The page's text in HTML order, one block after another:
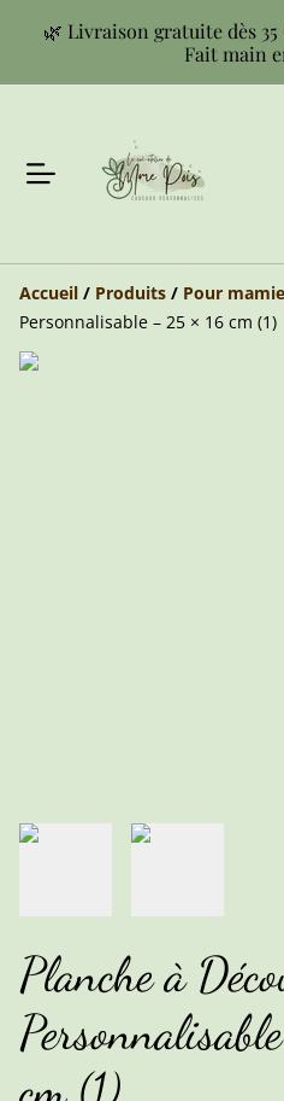
🌿 Livraison gratuite dès 35
Fait main
Accueil / Produits / Pour mamie
Personnalisable – 25 × 16 cm (1)
Planche à